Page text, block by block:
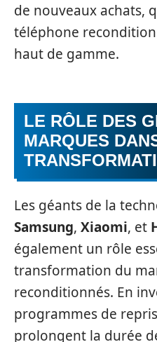
de nouveaux achats,
téléphone
haut de gamme.
LE RÔLE DES
MARQUES
Les géants de la
Samsung, Xiaomi, et
également un rôle
transformation du
reconditionnés. En
programmes de
prolongent la durée